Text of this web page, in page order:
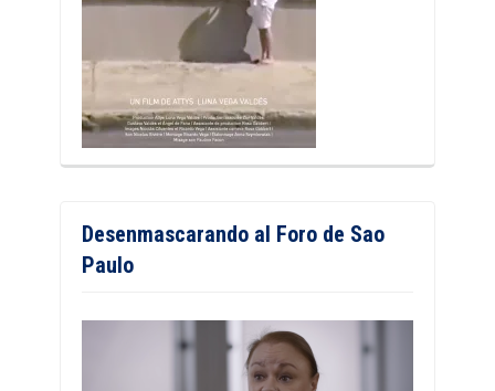
Desenmascarando al Foro de Sao
Paulo